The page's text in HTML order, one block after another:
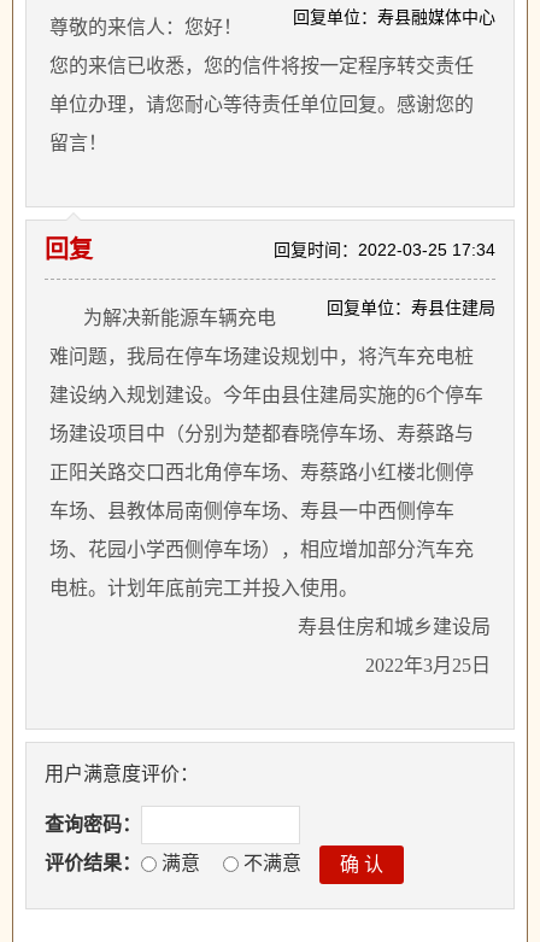
回复单位：寿县融媒体中心
尊敬的来信人：您好！
您的来信已收悉，您的信件将按一定程序转交责任
单位办理，请您耐心等待责任单位回复。感谢您的
留言！
回复时间：2022-03-25 17:34
回复单位：寿县住建局
回复
为解决新能源车辆充电
难问题，我局在停车场建设规划中，将汽车充电桩
建设纳入规划建设。今年由县住建局实施的6个停车
场建设项目中（分别为楚都春晓停车场、寿蔡路与
正阳关路交口西北角停车场、寿蔡路小红楼北侧停
车场、县教体局南侧停车场、寿县一中西侧停车
场、花园小学西侧停车场），相应增加部分汽车充
电桩。计划年底前完工并投入使用。
寿县住房和城乡建设局
2022年3月25日
用户满意度评价：
查询密码：
评价结果：
满意 不满意